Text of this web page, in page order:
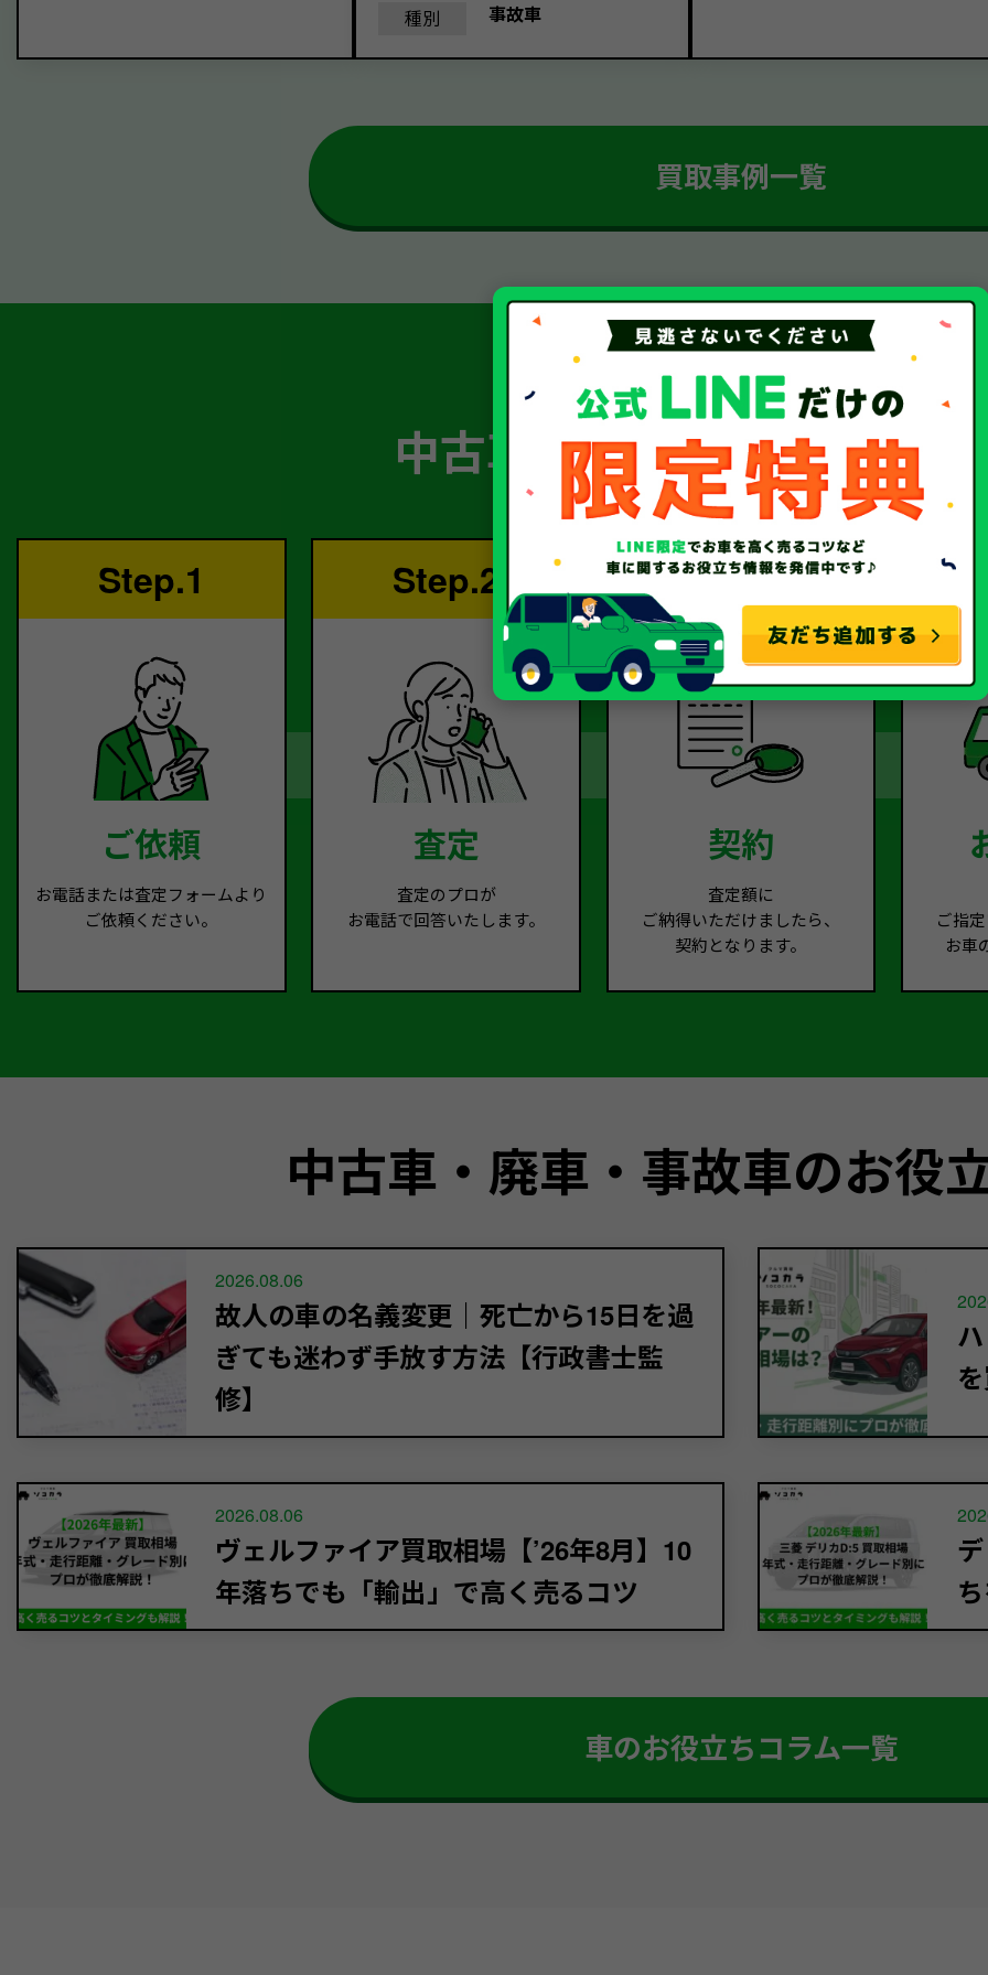
種別
事故車
買取事例一覧
簡単 5ステップ！
中古車・廃車・事故車買取
Step.1
ご依頼
お電話または査定フォームより
ご依頼ください。
Step.2
査定
査定のプロが
お電話で回答いたします。
Step.3
契約
査定額に
ご納得いただけましたら、
契約となります。
ご指
お車
中古車・廃車・事故車のお役
2026.08.06
故人の車の名義変更｜死亡から15日を過
ぎても迷わず手放す方法【行政書士監
修】
2026.08.06
ヴェルファイア買取相場【’26年8月】10
年落ちでも「輸出」で高く売るコツ
車のお役立ちコラム一覧